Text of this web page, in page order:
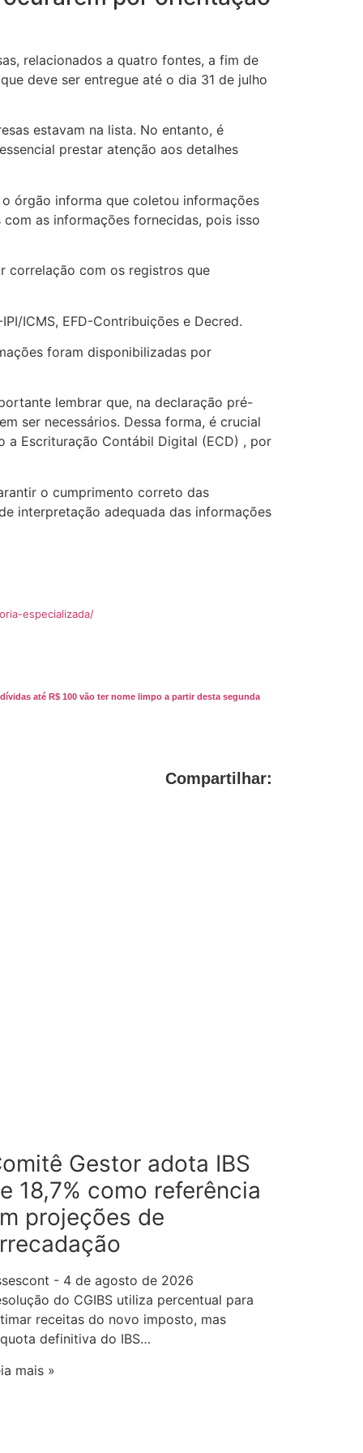
relacionados a quatro fontes, a fim de
deve ser entregue até o dia 31 de julho
estavam na lista. No entanto, é
prestar atenção aos detalhes
órgão informa que coletou informações
as informações fornecidas, pois isso
correlação com os registros que
ICMS, EFD-Contribuições e Decred.
foram disponibilizadas por
lembrar que, na declaração pré-
ser necessários. Dessa forma, é crucial
a Escrituração Contábil Digital (ECD) , por
o cumprimento correto das
interpretação adequada das informações
especializada/
até R$ 100 vão ter nome limpo a partir desta segunda
Compartilhar:
Gestor adota IBS
18,7% como referência
projeções de
4 de agosto de 2026
do CGIBS utiliza percentual para
receitas do novo imposto, mas
definitiva do IBS…
mais »